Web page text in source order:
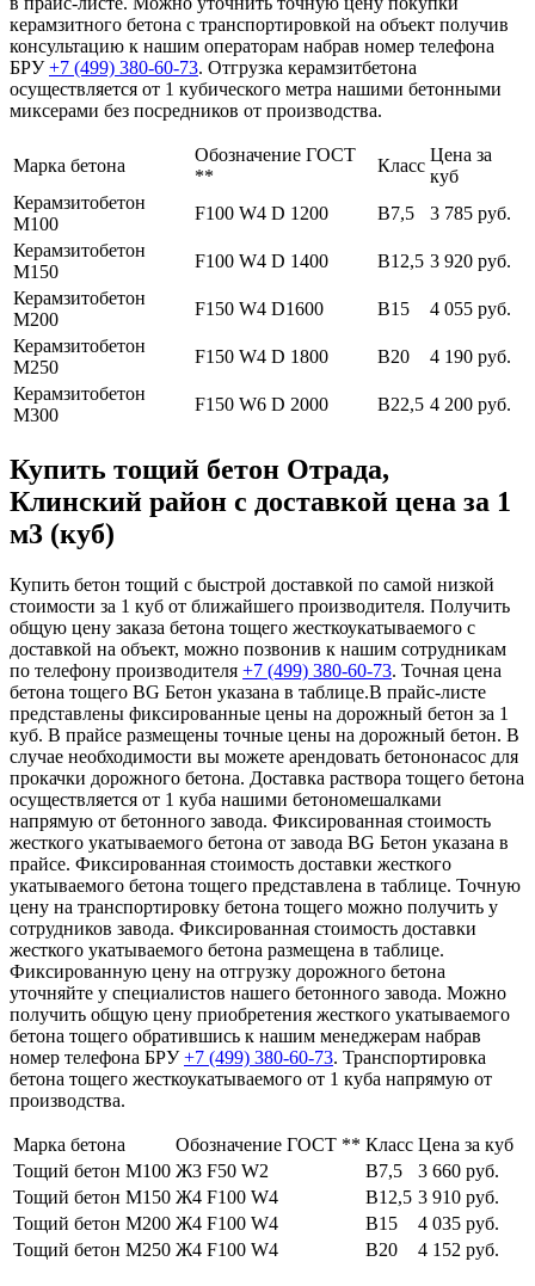
керамзитного бетона с транспортировкой на объект получив
консультацию к нашим операторам набрав номер телефона
БРУ+7 (499) 380-60-73. Отгрузка керамзитбетона
осуществляется от 1 кубического метра нашими бетонными
миксерами без посредников от производства.
Марка бетона
Обозначение ГОСТ
**
Класс
Цена за
куб
Керамзитобетон
М100
F100 W4 D 1200 В7,5
3 785 руб.
Керамзитобетон
М150
F100 W4 D 1400 В12,5 3 920 руб.
Керамзитобетон
М200
F150 W4 D1600 В15
4 055 руб.
Керамзитобетон
М250
F150 W4 D 1800 В20
4 190 руб.
Керамзитобетон
М300
F150 W6 D 2000 В22,5 4 200 руб.
Купить тощий бетон Отрада,
Клинский район с доставкой цена за 1
м3 (куб)
Купить бетон тощий с быстрой доставкой по самой низкой
стоимости за 1 куб от ближайшего производителя. Получить
общую цену заказа бетона тощего жесткоукатываемого с
доставкой на объект, можно позвонив к нашим сотрудникам
по телефону производителя +7 (499) 380-60-73. Точная цена
бетона тощего BG Бетон указана в таблице.В прайс-листе
представлены фиксированные цены на дорожный бетон за 1
куб. В прайсе размещены точные цены на дорожный бетон. В
случае необходимости вы можете арендовать бетононасос для
прокачки дорожного бетона. Доставка раствора тощего бетона
осуществляется от 1 куба нашими бетономешалками
напрямую от бетонного завода. Фиксированная стоимость
жесткого укатываемого бетона от завода BG Бетон указана в
прайсе. Фиксированная стоимость доставки жесткого
укатываемого бетона тощего представлена в таблице. Точную
цену на транспортировку бетона тощего можно получить у
сотрудников завода. Фиксированная стоимость доставки
жесткого укатываемого бетона размещена в таблице.
Фиксированную цену на отгрузку дорожного бетона
уточняйте у специалистов нашего бетонного завода. Можно
получить общую цену приобретения жесткого укатываемого
бетона тощего обратившись к нашим менеджерам набрав
номер телефона БРУ+7 (499) 380-60-73. Транспортировка
бетона тощего жесткоукатываемого от 1 куба напрямую от
производства.
Марка бетона Обозначение ГОСТ ** Класс Цена за куб
Тощий бетон М100 Ж3 F50 W2 В7,5
3 660 руб.
Тощий бетон М150 Ж4 F100 W4 В12,5 3 910 руб.
Тощий бетон М200 Ж4 F100 W4 В15
4 035 руб.
Тощий бетон М250 Ж4 F100 W4 В20 4 152 руб.